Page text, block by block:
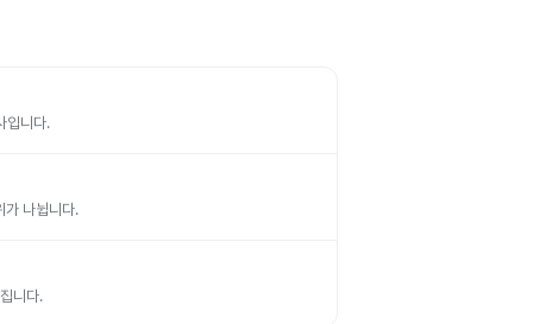
입니다.
가 나뉩니다.
니다.